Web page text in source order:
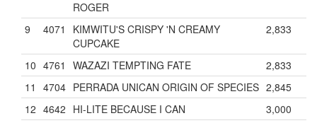
ROGER
9
4071
KIMWITU'S CRISPY 'N CREAMY
CUPCAKE
2,833
10 4761 WAZAZI TEMPTING FATE
2,833
11
4704 PERRADA UNICAN ORIGIN OF SPECIES 2,845
12 4642 HI-LITE BECAUSE I CAN
3,000